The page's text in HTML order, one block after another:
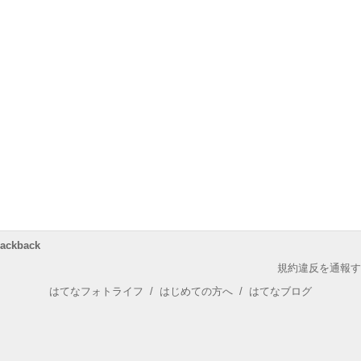
規約違反を通報
はてなフォトライフ / はじめての方へ / はてなブログ